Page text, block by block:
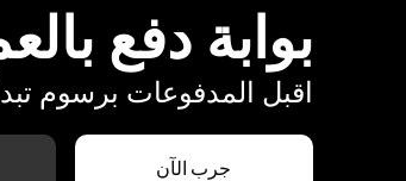
بوابة دفع
اقبل المدفوعات برسوم تبدأ من
جرب الآن